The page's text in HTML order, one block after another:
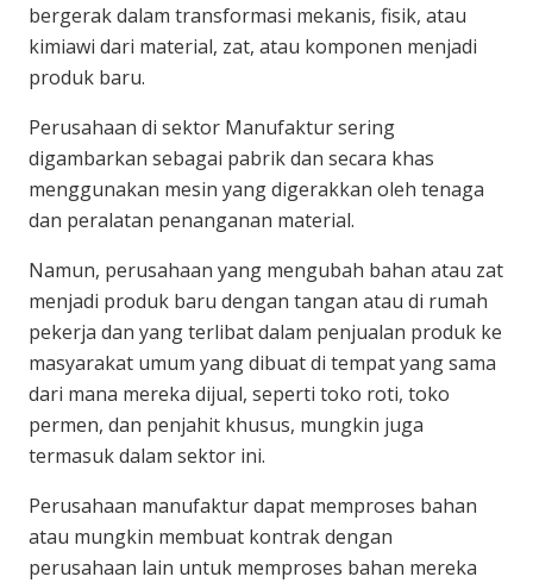
bergerak dalam transformasi mekanis, fisik, atau
kimiawi dari material, zat, atau komponen menjadi
produk baru.
Perusahaan di sektor Manufaktur sering
digambarkan sebagai pabrik dan secara khas
menggunakan mesin yang digerakkan oleh tenaga
dan peralatan penanganan material.
Namun, perusahaan yang mengubah bahan atau zat
menjadi produk baru dengan tangan atau di rumah
pekerja dan yang terlibat dalam penjualan produk ke
masyarakat umum yang dibuat di tempat yang sama
dari mana mereka dijual, seperti toko roti, toko
permen, dan penjahit khusus, mungkin juga
termasuk dalam sektor ini.
Perusahaan manufaktur dapat memproses bahan
atau mungkin membuat kontrak dengan
perusahaan lain untuk memproses bahan mereka